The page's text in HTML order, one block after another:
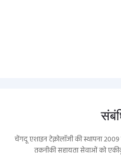
चेंगदू एशाइन टेक्नोलॉजी की स्थापना
तकनीकी सहायता सेवाओं को